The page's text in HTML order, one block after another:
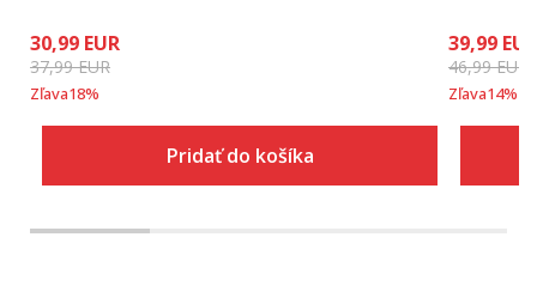
30,99 EUR
37,99EUR
Zľava18%
Pridať do košíka
39,99 EUR
46,99EUR
Zľava14%